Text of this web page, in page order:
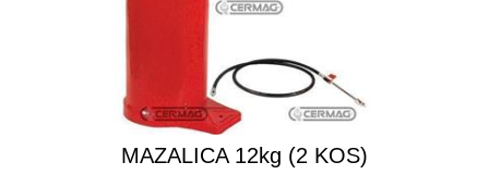
MAZALICA 12kg (2 KOS)